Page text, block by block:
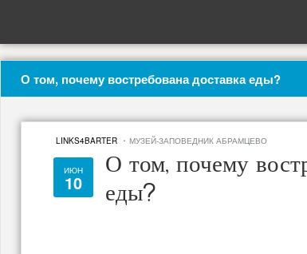
О том, почему востребована доставка еды?
LINKS4BARTER · МУЗЕЙ-ЗАПОВЕДНИК АБРАМЦЕВО
ИЮН
10
О том, почему
еды?